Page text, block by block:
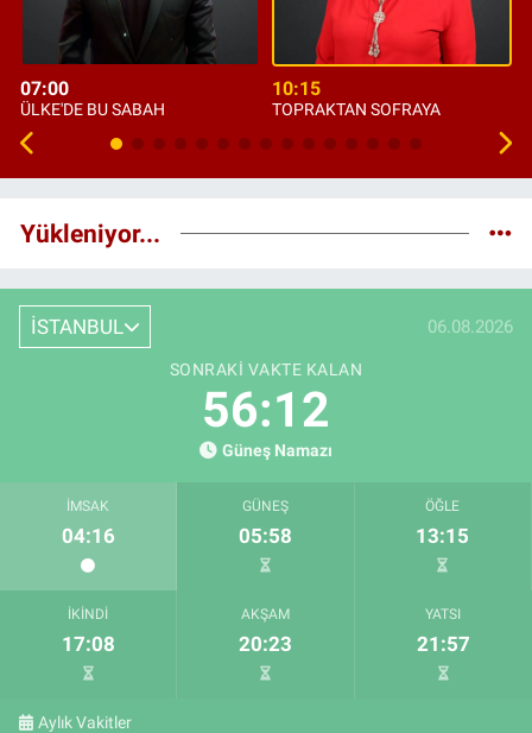
07:00
ÜLKE'DE BU SABAH
10:15
TOPRAKTAN SOFRAYA
Yükleniyor...
İSTANBUL 06.08.2026
SONRAKI VAKTE KALAN
56:11
Güneş Namazı
İMSAK
04:16
GÜNEŞ
05:58
ÖĞLE
13:15
İKINDI
17:08
AKŞAM
20:23
YATSI
21:57
Aylık Vakitler